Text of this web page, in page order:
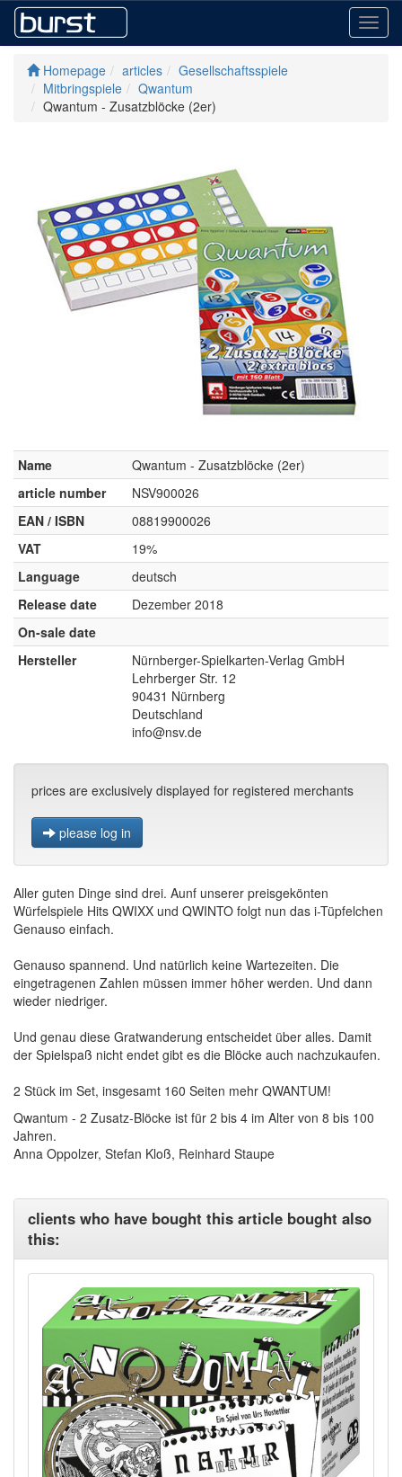
Homepage
articles
Gesellschaftsspiele
Mitbringspiele
Qwantum
Qwantum - Zusatzblöcke (2er)
Name
Qwantum - Zusatzblöcke (2er)
article number
NSV900026
EAN / ISBN
08819900026
VAT
19%
Language
deutsch
Release date
Dezember 2018
On-sale date
Hersteller
Nürnberger-Spielkarten-Verlag GmbH
Lehrberger Str. 12
90431 Nürnberg
Deutschland
info@nsv.de
prices are exclusively displayed for registered merchants
please log in
Aller guten Dinge sind drei. Aunf unserer preisgekönten
Würfelspiele Hits QWIXX und QWINTO folgt nun das i-Tüpfelchen
Genauso einfach.
Genauso spannend. Und natürlich keine Wartezeiten. Die
eingetragenen Zahlen müssen immer höher werden. Und dann
wieder niedriger.
Und genau diese Gratwanderung entscheidet über alles. Damit
der Spielspaß nicht endet gibt es die Blöcke auch nachzukaufen.
2 Stück im Set, insgesamt 160 Seiten mehr QWANTUM!
Qwantum - 2 Zusatz-Blöcke ist für 2 bis 4 im Alter von 8 bis 100
Jahren.
Anna Oppolzer, Stefan Kloß, Reinhard Staupe
clients who have bought this article bought also
this: